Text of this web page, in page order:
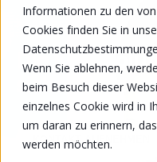
Informationen zu den
Cookies finden Sie in
Wenn Sie ablehnen,
beim Besuch dieser
einzelnes Cookie wird in
um daran zu erinnern,
werden möchten.
KI Assessment
Die KI-
sicher nutzen
KONTAKT AUFNEHMEN